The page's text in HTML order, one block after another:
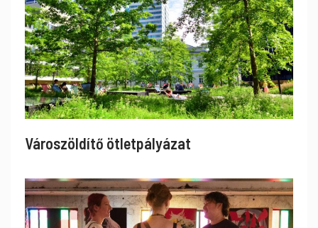
Városzöldítő ötletpályázat